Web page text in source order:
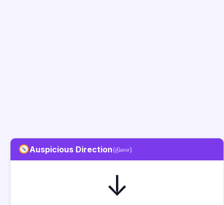
Auspicious Direction(திசை)
↓